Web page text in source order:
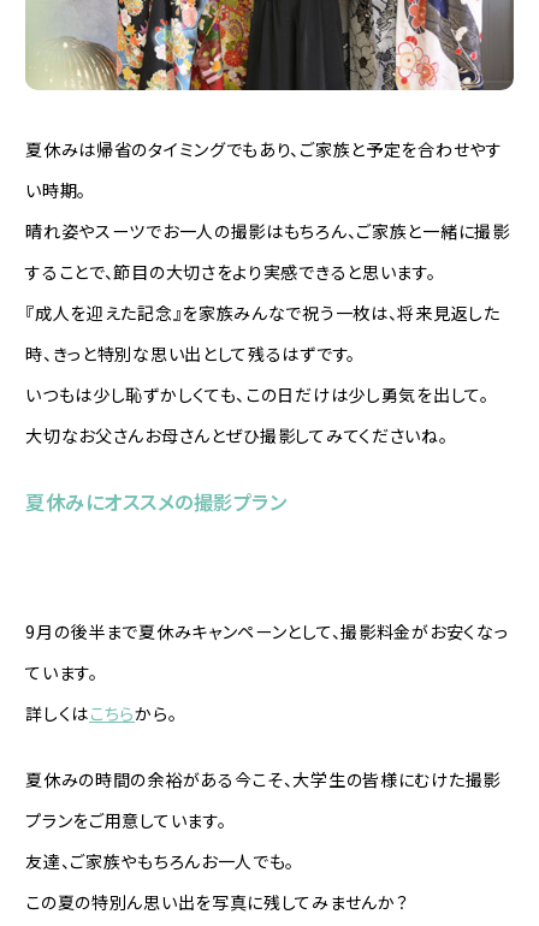
夏休みは帰省のタイミングでもあり、ご家族と予定を合わせやす
い時期。
晴れ姿やスーツでお一人の撮影はもちろん、ご家族と一緒に撮影
することで、節目の大切さをより実感できると思います。
『成人を迎えた記念』を家族みんなで祝う一枚は、将来見返した
時、きっと特別な思い出として残るはずです。
いつもは少し恥ずかしくても、この日だけは少し勇気を出して。
大切なお父さんお母さんとぜひ撮影してみてくださいね。
夏休みにオススメの撮影プラン
9月の後半まで夏休みキャンペーンとして、撮影料金がお安くなっ
ています。
詳しくはこちらから。
夏休みの時間の余裕がある今こそ、大学生の皆様にむけた撮影
プランをご用意しています。
友達、ご家族やもちろんお一人でも。
この夏の特別ん思い出を写真に残してみませんか？